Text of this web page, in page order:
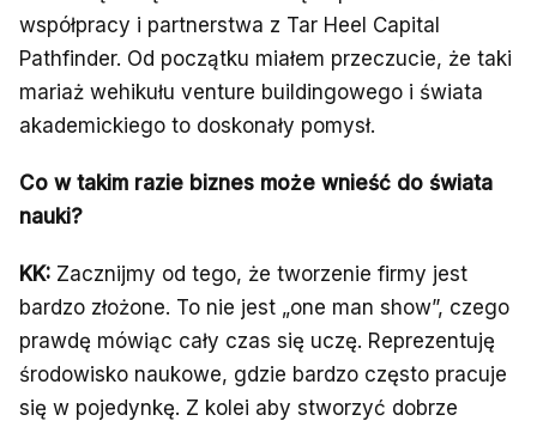
współpracy i partnerstwa z Tar Heel Capital
Pathfinder. Od początku miałem przeczucie, że taki
mariaż wehikułu venture buildingowego i świata
akademickiego to doskonały pomysł.
Co w takim razie biznes może wnieść do świata
nauki?
KK: Zacznijmy od tego, że tworzenie firmy jest
bardzo złożone. To nie jest „one man show”, czego
prawdę mówiąc cały czas się uczę. Reprezentuję
środowisko naukowe, gdzie bardzo często pracuje
się w pojedynkę. Z kolei aby stworzyć dobrze